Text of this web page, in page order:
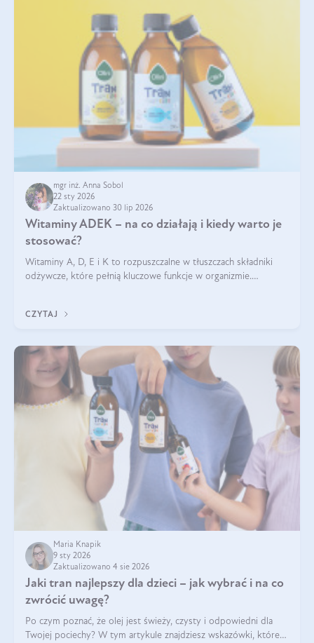
mgr inż. Anna Sobol
22 sty 2026
Zaktualizowano 30 lip 2026
Witaminy ADEK – na co działają i kiedy warto je
stosować?
Witaminy A, D, E i K to rozpuszczalne w tłuszczach składniki
odżywcze, które pełnią kluczowe funkcje w organizmie.
CZYTAJ
Maria Knapik
9 sty 2026
Zaktualizowano 4 sie 2026
Jaki tran najlepszy dla dzieci – jak wybrać i na co
zwrócić uwagę?
Po czym poznać, że olej jest świeży, czysty i odpowiedni dla
Twojej pociechy? W tym artykule znajdziesz wskazówki, które